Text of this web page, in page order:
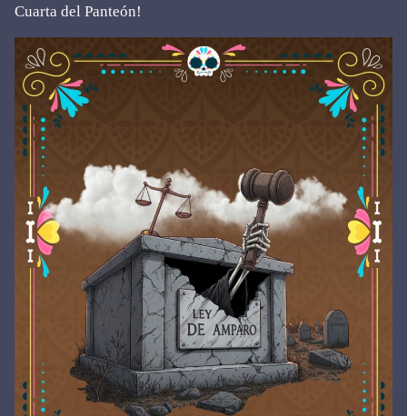
Cuarta del Panteón!